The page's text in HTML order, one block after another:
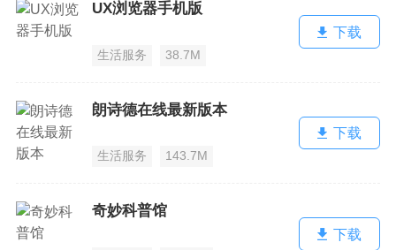
UX浏览器手机版
生活服务 38.7M
下载
朗诗德在线最新版本
生活服务 143.7M
下载
奇妙科普馆
下载